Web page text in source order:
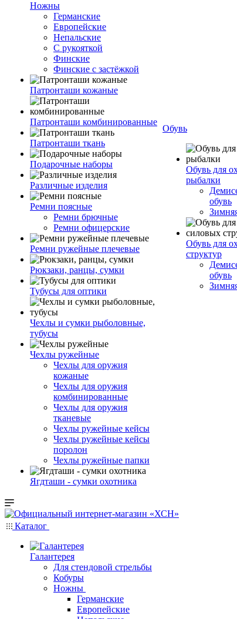
Ножны
Германские
Европейские
Непальские
С рукояткой
Финские
Финские с застёжкой
Патронташи кожаные
Патронташи комбинированные
Патронташи ткань
Подарочные наборы
Различные изделия
Ремни поясные
Ремни брючные
Ремни офицерские
Ремни ружейные плечевые
Рюкзаки, ранцы, сумки
Тубусы для оптики
Чехлы и сумки рыболовные,
тубусы
Чехлы ружейные
Чехлы для оружия
кожаные
Чехлы для оружия
комбинированные
Чехлы для оружия
тканевые
Чехлы ружейные кейсы
Чехлы ружейные кейсы
поролон
Чехлы ружейные папки
Ягдташи - сумки охотника
Обувь
Обувь для
рыбалки
обувь
Обувь для
структур
обувь
Каталог
Галантерея
Для стендовой стрельбы
Кобуры
Ножны
Германские
Европейские